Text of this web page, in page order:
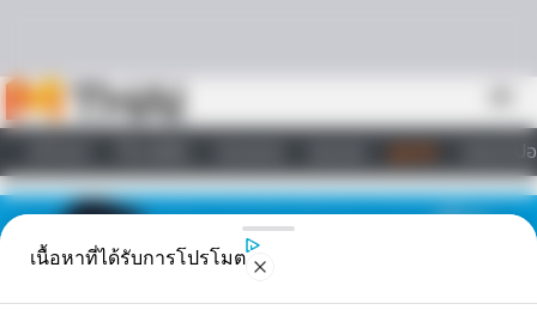
วอลเปเ
ไลฟ์สไตล์
เนื้อหาที่ได้รับการโปรโมต